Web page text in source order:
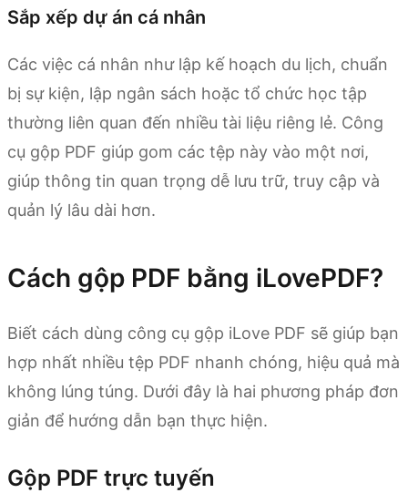
Sắp xếp dự án cá nhân
Các việc cá nhân như lập kế hoạch du lịch, chuẩn
bị sự kiện, lập ngân sách hoặc tổ chức học tập
thường liên quan đến nhiều tài liệu riêng lẻ. Công
cụ gộp PDF giúp gom các tệp này vào một nơi,
giúp thông tin quan trọng dễ lưu trữ, truy cập và
quản lý lâu dài hơn.
Cách gộp PDF bằng iLovePDF?
Biết cách dùng công cụ gộp iLove PDF sẽ giúp bạn
hợp nhất nhiều tệp PDF nhanh chóng, hiệu quả mà
không lúng túng. Dưới đây là hai phương pháp đơn
giản để hướng dẫn bạn thực hiện.
Gộp PDF trực tuyến